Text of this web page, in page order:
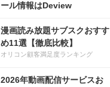
ール情報はDeview
漫画読み放題サブスクおすす
め11選【徹底比較】
オリコン顧客満足度ランキング
2026年動画配信サービスお